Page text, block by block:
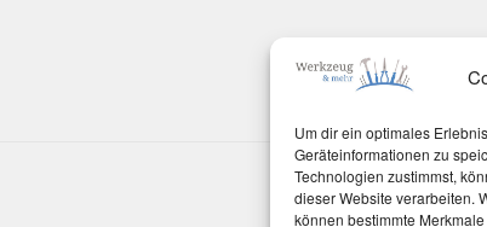
Um dir ein optimales
Geräteinformationen zu
Technologien zustimmst,
dieser Website verarbeiten.
können bestimmte